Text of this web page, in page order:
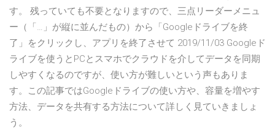
す。 残っていても不要となりますので、三点リーダーメニュ
ー（「…」が縦に並んだもの）から「Googleドライブを終
了」をクリックし、アプリを終了させて 2019/11/03 Googleド
ライブを使うとPCとスマホでクラウドを介してデータを同期
しやすくなるのですが、使い方が難しいという声もありま
す。この記事ではGoogleドライブの使い方や、容量を増やす
方法、データを共有する方法について詳しく見ていきましょ
う。